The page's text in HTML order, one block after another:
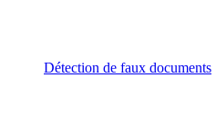
Détection de faux documents